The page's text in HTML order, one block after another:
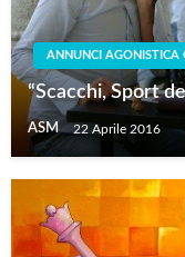
ANNUNCI AGONISTICA
“Scacchi, Sport
ASM 22 Aprile 2016